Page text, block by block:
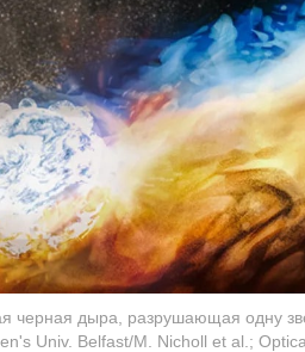
черная дыра, разрушающая одну
Univ. Belfast/M. Nicholl et al.;